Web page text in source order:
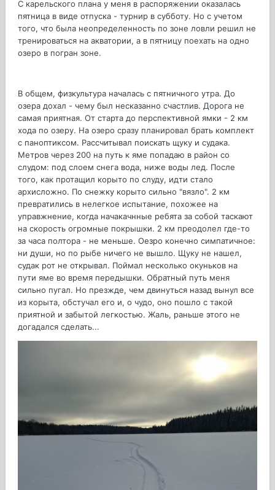
С карельского плана у меня в распоряжении оказалась
пятница в виде отпуска - турнир в субботу. Но с учетом
того, что была неопределенность по зоне ловли решил не
тренироваться на акватории, а в пятницу поехать на одно
озеро в погран зоне.
В общем, физкультура началась с пятничного утра. До
озера дохал - чему был несказанно счастлив. Дорога не
самая приятная. От старта до перспективной ямки - 2 км
хода по озеру. На озеро сразу планировал брать комплект
с паноптиксом. Рассчитывал поискать щуку и судака.
Метров через 200 на путь к яме попадаю в район со
слудом: под слоем снега вода, ниже воды лед. После
того, как протащил корыто по слуду, идти стало
архисложно. По снежку корыто сильно "вязло". 2 км
превратились в нелегкое испытание, похожее на
управжнение, когда начакачнные ребята за собой таскают
на скорость огромные покрышки. 2 км преодолел где-то
за часа полтора - не меньше. Оезро конечно симпатичное:
ни души, но по рыбе ничего не вышло. Щуку не нашел,
судак рот не открывал. Поймал несколько окуньков на
пути яме во время передышки. Обратный путь меня
сильно пугал. Но презжде, чем двинуться назад вынул все
из корыта, обстучал его и, о чудо, оно пошло с такой
приятной и забытой легкостью. Жаль, раньше этого не
догадался сделать...